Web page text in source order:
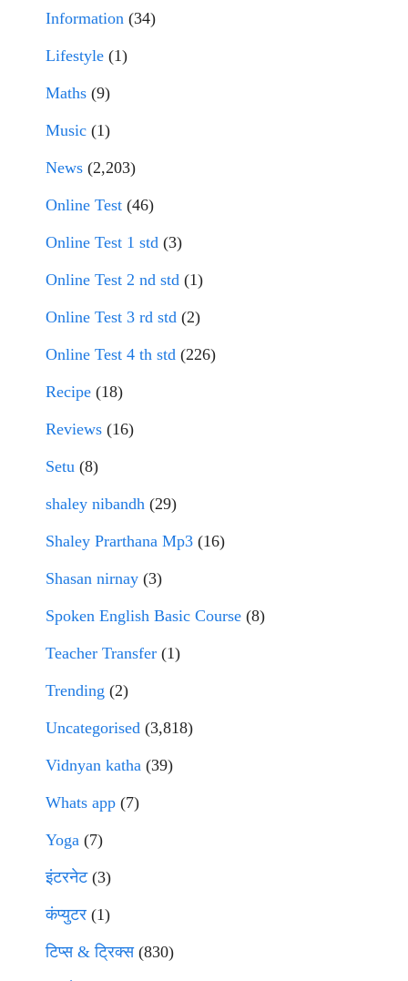
Information (34)
Lifestyle (1)
Maths (9)
Music (1)
News (2,203)
Online Test (46)
Online Test 1 std (3)
Online Test 2 nd std (1)
Online Test 3 rd std (2)
Online Test 4 th std (226)
Recipe (18)
Reviews (16)
Setu (8)
shaley nibandh (29)
Shaley Prarthana Mp3 (16)
Shasan nirnay (3)
Spoken English Basic Course (8)
Teacher Transfer (1)
Trending (2)
Uncategorised (3,818)
Vidnyan katha (39)
Whats app (7)
Yoga (7)
इंटरनेट(3)
कंप्युटर (1)
टिप्स & ट्रिक्स(830)